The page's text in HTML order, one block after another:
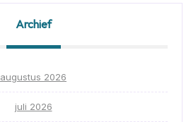
Archief
augustus 2026
juli 2026